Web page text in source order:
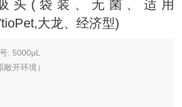
头(袋装、无菌、适用
大龙、经济型)
: 5000μL
开环境）